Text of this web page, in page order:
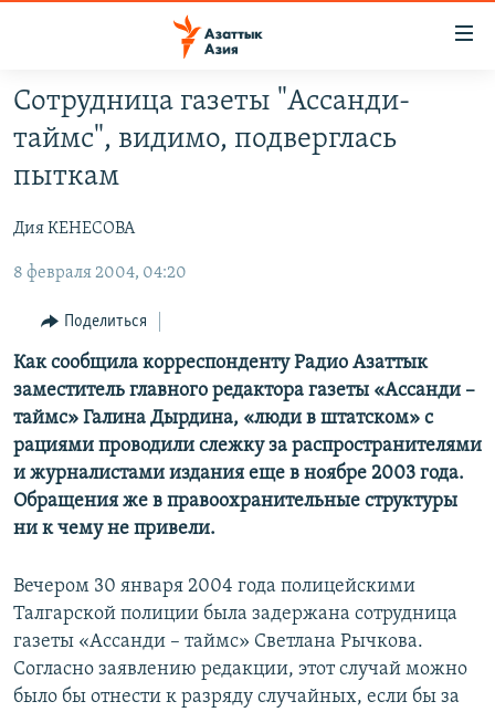
Вернуться
основному
содержанию
навигации
Вернутся
поиску
ЦЕНТРАЛЬНАЯ АЗИЯ
УЗБЕКИСТАН
ТАДЖИКИСТАН
НА ДРУГИХ ЯЗЫКАХ
ҚАЗАҚША
КЫРГЫЗЧА
ЎЗБЕКЧА
ТОҶИКӢ
TÜRKMENÇE
Все сайты РСЕ/РС
Сотрудница газеты "Ассанди-
таймс", видимо, подверглась
пыткам
Дия КЕНЕСОВА
8 февраля 2004, 04:20
Поделиться
Как сообщила корреспонденту Радио Азаттык
заместитель главного редактора газеты «Ассанди –
таймс» Галина Дырдина, «люди в штатском» с
рациями проводили слежку за распространителями
и журналистами издания еще в ноябре 2003 года.
Обращения же в правоохранительные структуры
ни к чему не привели.
Вечером 30 января 2004 года полицейскими
Талгарской полиции была задержана сотрудница
газеты «Ассанди – таймс» Светлана Рычкова.
Согласно заявлению редакции, этот случай можно
было бы отнести к разряду случайных, если бы за